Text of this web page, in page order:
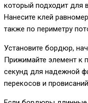
который подходит для
Нанесите клей
также по периметру
Установите бордюр,
Прижимайте элемент к
секунд для надежной
перекосов и